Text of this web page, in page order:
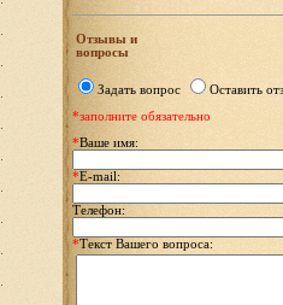
Отзывы и
вопросы
Задать вопрос
Оставить
*заполните обязательно
*Ваше имя:
*E-mail:
Телефон:
*Текст Вашего вопроса: